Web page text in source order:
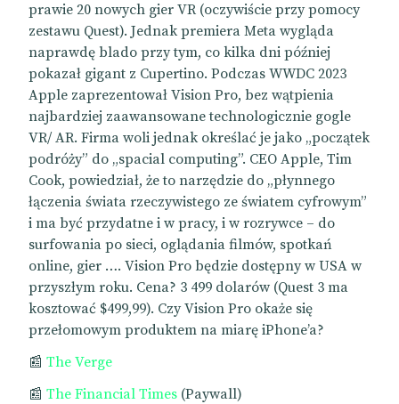
prawie 20 nowych gier VR (oczywiście przy pomocy
zestawu Quest). Jednak premiera Meta wygląda
naprawdę blado przy tym, co kilka dni później
pokazał gigant z Cupertino. Podczas WWDC 2023
Apple zaprezentował Vision Pro, bez wątpienia
najbardziej zaawansowane technologicznie gogle
VR/ AR. Firma woli jednak określać je jako „początek
podróży” do „spacial computing”. CEO Apple, Tim
Cook, powiedział, że to narzędzie do „płynnego
łączenia świata rzeczywistego ze światem cyfrowym”
i ma być przydatne i w pracy, i w rozrywce – do
surfowania po sieci, oglądania filmów, spotkań
online, gier …. Vision Pro będzie dostępny w USA w
przyszłym roku. Cena? 3 499 dolarów (Quest 3 ma
kosztować $499,99). Czy Vision Pro okaże się
przełomowym produktem na miarę iPhone’a?
📰 The Verge
📰 The Financial Times (Paywall)